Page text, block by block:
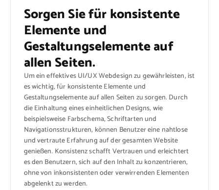
Sorgen Sie für konsistente
Elemente und
Gestaltungselemente auf
allen Seiten.
Um ein effektives UI/UX Webdesign zu gewährleisten, ist
es wichtig, für konsistente Elemente und
Gestaltungselemente auf allen Seiten zu sorgen. Durch
die Einhaltung eines einheitlichen Designs, wie
beispielsweise Farbschema, Schriftarten und
Navigationsstrukturen, können Benutzer eine nahtlose
und vertraute Erfahrung auf der gesamten Website
genießen. Konsistenz schafft Vertrauen und erleichtert
es den Benutzern, sich auf den Inhalt zu konzentrieren,
ohne von inkonsistenten oder verwirrenden Elementen
abgelenkt zu werden.